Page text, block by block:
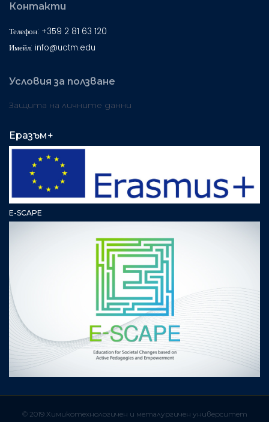
Контакти
Телефон: +359 2 81 63 120
Имейл: info@uctm.edu
Условия за ползване
Защита на личните данни
Еразъм+
E-SCAPE
© 2019 Химикотехнологичен и металургичен университет